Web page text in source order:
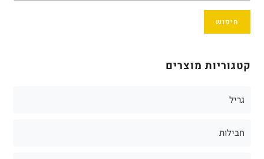
חיפוש
קטגוריות מוצרים
גריל
חבילות